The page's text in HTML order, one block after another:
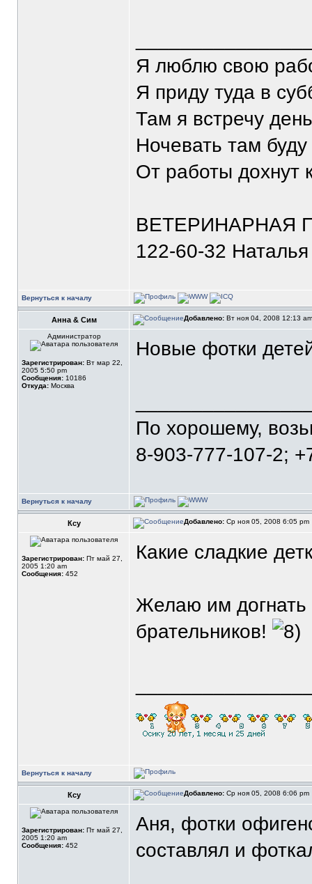
Я люблю свою
Я приду туда в
Там я встречу
Ночевать там буду
От работы
ВЕТЕРИНАРНАЯ
122-60-32 Наталья
Вернуться к началу
Анна & Сим Добавлено: Вт ноя 04, 2008 12:13
Администратор
Зарегистрирован: Вт мар 22,
2005 5:50 pm
Сообщения: 10186
Откуда: Москва
Новые фотки
По хорошему,
8-903-777-107-2;
Вернуться к началу
Ксу Добавлено: Ср ноя 05, 2008 6:05 pm
Зарегистрирован: Пт май 27,
2005 1:20 am
Сообщения: 452
Какие сладкие
Желаю им догнать
брательников!
Вернуться к началу
Ксу Добавлено: Ср ноя 05, 2008 6:06 pm
Зарегистрирован: Пт май 27,
2005 1:20 am
Сообщения: 452
Аня, фотки
составлял и